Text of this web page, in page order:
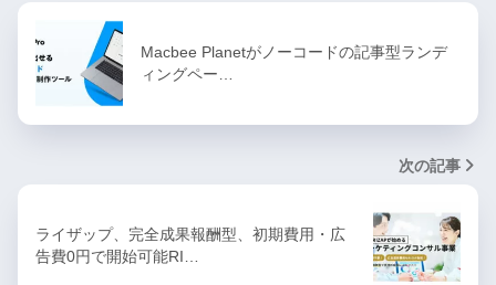
Macbee Planetがノーコードの記事型ランデ
ィングペー…
次の記事
ライザップ、完全成果報酬型、初期費用・広
告費0円で開始可能RI…